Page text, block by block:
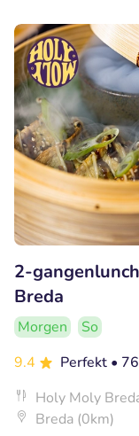
2-
Breda
Morgen
So
9.4
Perfekt •
Holy Moly
Breda (0km)